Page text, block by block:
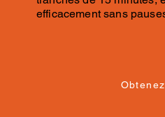
efficacement sans